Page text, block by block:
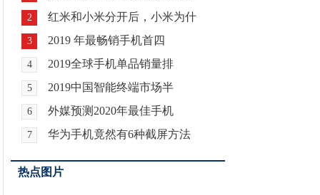
2 红米和小米分开后，小米为什
3 2019 年最畅销手机首四
4 2019全球手机单品销量排
5 2019中国智能终端市场半
6 外媒预测2020年最佳手机
7 华为手机竟然有6种截屏方法
热点图片